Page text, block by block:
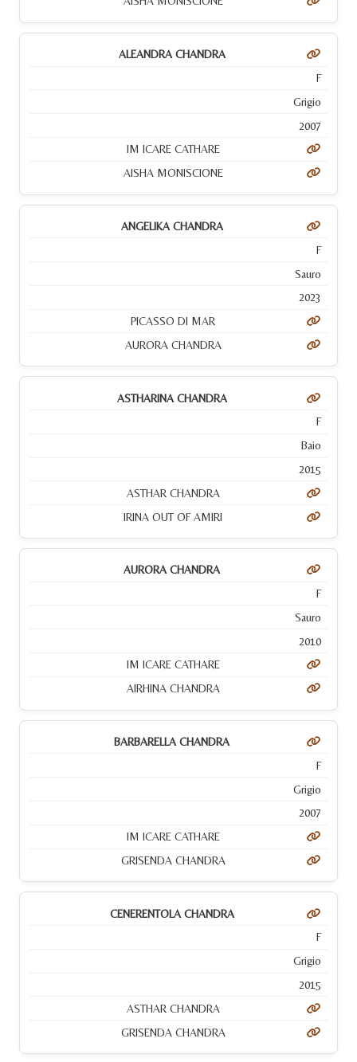
ALEANDRA CHANDRA
F
Grigio
2007
IM ICARE CATHARE
AISHA MONISCIONE
ANGELIKA CHANDRA
F
Sauro
2023
PICASSO DI MAR
AURORA CHANDRA
ASTHARINA CHANDRA
F
Baio
2015
ASTHAR CHANDRA
IRINA OUT OF AMIRI
AURORA CHANDRA
F
Sauro
2010
IM ICARE CATHARE
AIRHINA CHANDRA
BARBARELLA CHANDRA
F
Grigio
2007
IM ICARE CATHARE
GRISENDA CHANDRA
CENERENTOLA CHANDRA
F
Grigio
2015
ASTHAR CHANDRA
GRISENDA CHANDRA